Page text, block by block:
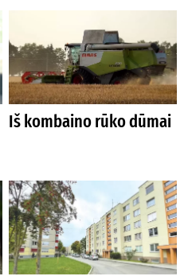
Iš kombaino rūko dūmai